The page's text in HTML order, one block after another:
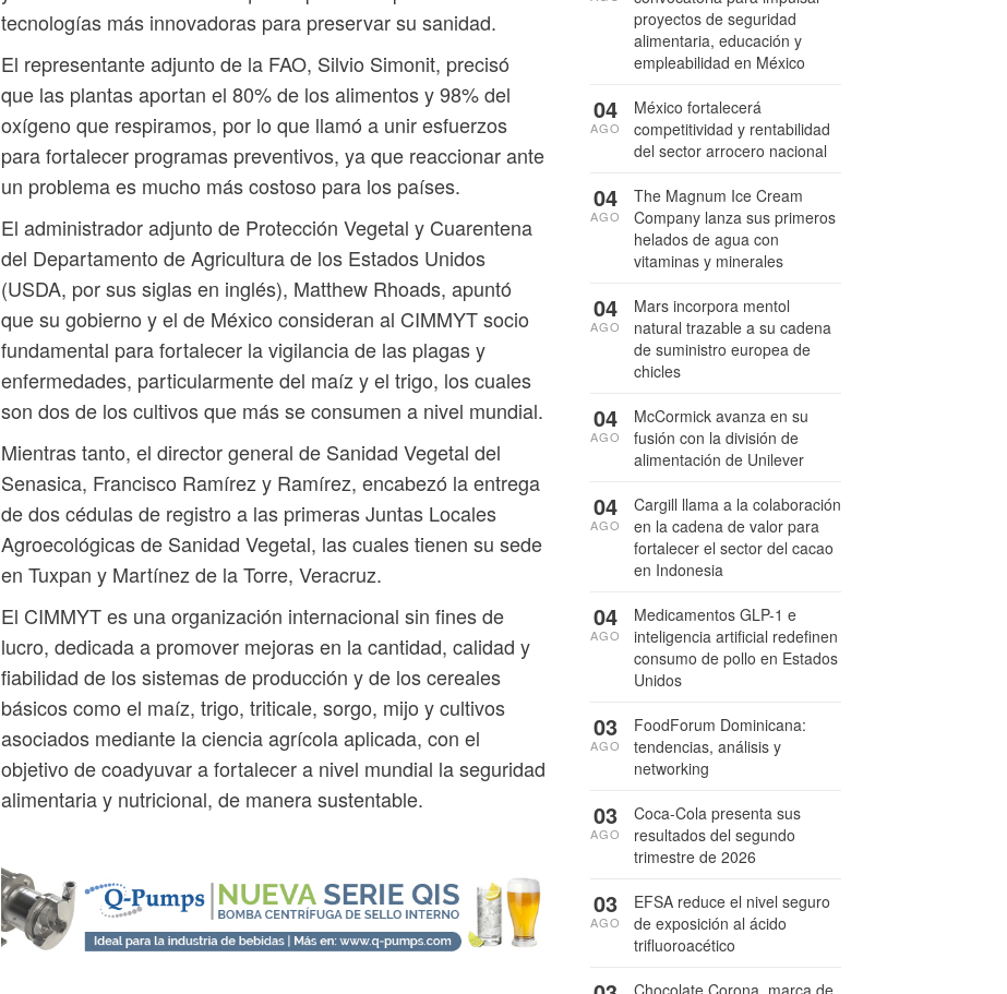
tecnologías más innovadoras para preservar su sanidad.
El representante adjunto de la FAO, Silvio Simonit, precisó
que las plantas aportan el 80% de los alimentos y 98% del
oxígeno que respiramos, por lo que llamó a unir esfuerzos
para fortalecer programas preventivos, ya que reaccionar ante
un problema es mucho más costoso para los países.
El administrador adjunto de Protección Vegetal y Cuarentena
del Departamento de Agricultura de los Estados Unidos
(USDA, por sus siglas en inglés), Matthew Rhoads, apuntó
que su gobierno y el de México consideran al CIMMYT socio
fundamental para fortalecer la vigilancia de las plagas y
enfermedades, particularmente del maíz y el trigo, los cuales
son dos de los cultivos que más se consumen a nivel mundial.
Mientras tanto, el director general de Sanidad Vegetal del
Senasica, Francisco Ramírez y Ramírez, encabezó la entrega
de dos cédulas de registro a las primeras Juntas Locales
Agroecológicas de Sanidad Vegetal, las cuales tienen su sede
en Tuxpan y Martínez de la Torre, Veracruz.
El CIMMYT es una organización internacional sin fines de
lucro, dedicada a promover mejoras en la cantidad, calidad y
fiabilidad de los sistemas de producción y de los cereales
básicos como el maíz, trigo, triticale, sorgo, mijo y cultivos
asociados mediante la ciencia agrícola aplicada, con el
objetivo de coadyuvar a fortalecer a nivel mundial la seguridad
alimentaria y nutricional, de manera sustentable.
proyectos de seguridad
alimentaria, educación y
empleabilidad en México
México fortalecerá
competitividad y rentabilidad
del sector arrocero nacional
04
AGO
The Magnum Ice Cream
Company lanza sus primeros
helados de agua con
vitaminas y minerales
04
AGO
Mars incorpora mentol
natural trazable a su cadena
de suministro europea de
chicles
04
AGO
McCormick avanza en su
fusión con la división de
alimentación de Unilever
04
AGO
Cargill llama a la colaboración
en la cadena de valor para
fortalecer el sector del cacao
en Indonesia
04
AGO
Medicamentos GLP-1 e
inteligencia artificial redefinen
consumo de pollo en Estados
Unidos
04
AGO
FoodForum Dominicana:
tendencias, análisis y
networking
03
AGO
Coca-Cola presenta sus
resultados del segundo
trimestre de 2026
03
AGO
EFSA reduce el nivel seguro
de exposición al ácido
trifluoroacético
03
AGO
Chocolate Corona, marca de